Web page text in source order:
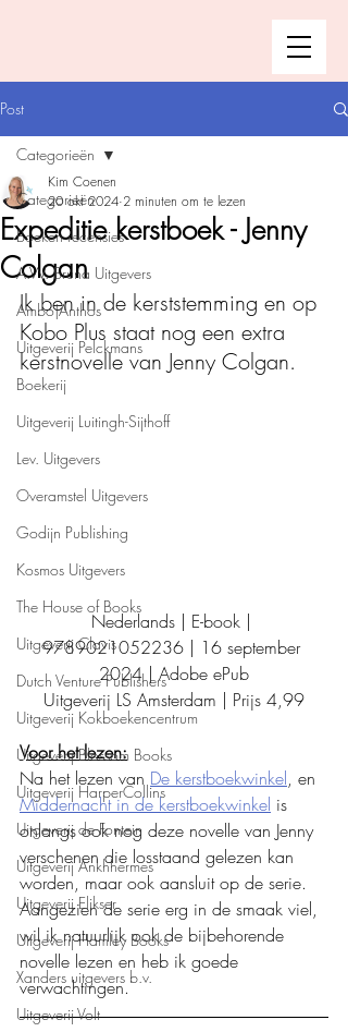
Post
Categorieën
Boeken recensies
A.W. Bruna Uitgevers
Ambo|Anthos
Uitgeverij Pelckmans
Boekerij
Uitgeverij Luitingh-Sijthoff
Lev. Uitgevers
Overamstel Uitgevers
Godijn Publishing
Kosmos Uitgevers
The House of Books
Uitgeverij Clavis
Dutch Venture Publishers
Uitgeverij Kokboekencentrum
Uitgeverij Blossom Books
Uitgeverij HarperCollins
Uitgeverij de Fontein
Uitgeverij Ankhhermes
Uitgeverij Elikser
Uitgeverij Hamley Books
Xanders uitgevers b.v.
Uitgeverij Volt
Categorieën
Expeditie kerstboek - Jenny
Colgan
Kim Coenen
20 okt 2024 2 minuten om te lezen
Ik ben in de kerststemming en op
Kobo Plus staat nog een extra
kerstnovelle van Jenny Colgan.
Nederlands | E-book |
9789021052236 | 16 september
2024 | Adobe ePub
Uitgeverij LS Amsterdam | Prijs 4,99
Voor het lezen:
Na het lezen van De kerstboekwinkel, en
Middernacht in de kerstboekwinkel is
onlangs ook nog deze novelle van Jenny
verschenen die losstaand gelezen kan
worden, maar ook aansluit op de serie.
Aangezien de serie erg in de smaak viel,
wil ik natuurlijk ook de bijbehorende
novelle lezen en heb ik goede
verwachtingen.